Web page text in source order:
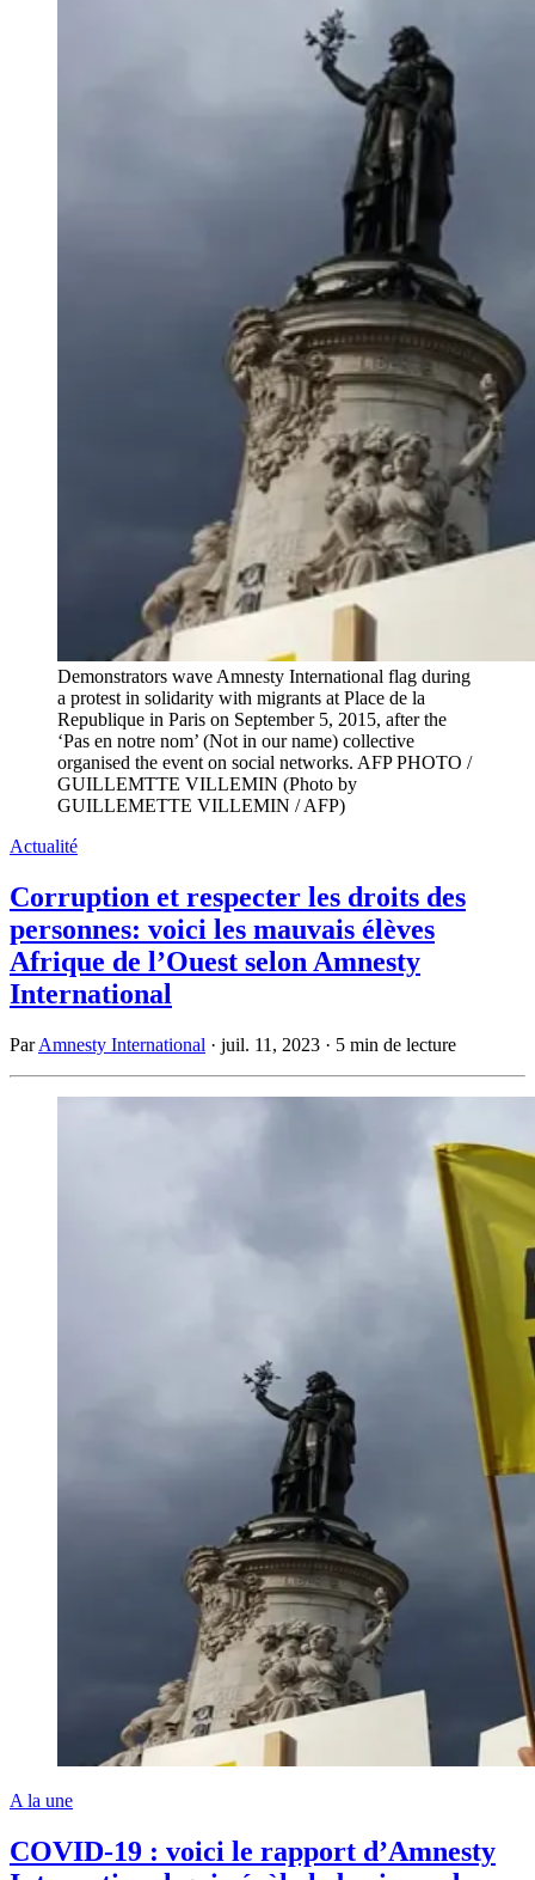
Demonstrators wave Amnesty International flag during
a protest in solidarity with migrants at Place de la
Republique in Paris on September 5, 2015, after the
‘Pas en notre nom’ (Not in our name) collective
organised the event on social networks. AFP PHOTO /
GUILLEMTTE VILLEMIN (Photo by
GUILLEMETTE VILLEMIN / AFP)
Actualité
Corruption et respecter les droits des
personnes: voici les mauvais élèves
Afrique de l’Ouest selon Amnesty
International
ParAmnesty International · juil. 11, 2023 · 5 min de lecture
A la une
COVID-19 : voici le rapport d’Amnesty